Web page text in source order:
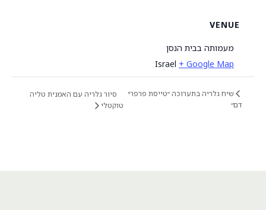
VENUE
מעמותה בבית הנסן
Israel + Google Map
שיח גלריה בתערוכה ״טייסת פרפרי
דם״
סיור גלריה עם האמנית טליה
טוקטלי